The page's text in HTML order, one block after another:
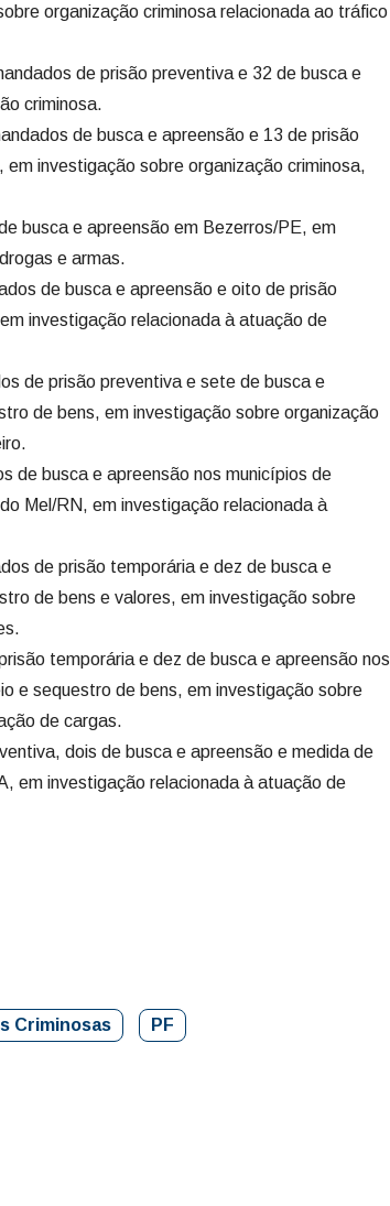
organização criminosa relacionada ao tráfico
de prisão preventiva e 32 de busca e
criminosa.
de busca e apreensão e 13 de prisão
investigação sobre organização criminosa,
busca e apreensão em Bezerros/PE, em
e armas.
de busca e apreensão e oito de prisão
investigação relacionada à atuação de
de prisão preventiva e sete de busca e
de bens, em investigação sobre organização
de busca e apreensão nos municípios de
Mel/RN, em investigação relacionada à
de prisão temporária e dez de busca e
de bens e valores, em investigação sobre
temporária e dez de busca e apreensão nos
e sequestro de bens, em investigação sobre
de cargas.
dois de busca e apreensão e medida de
em investigação relacionada à atuação de
Criminosas PF